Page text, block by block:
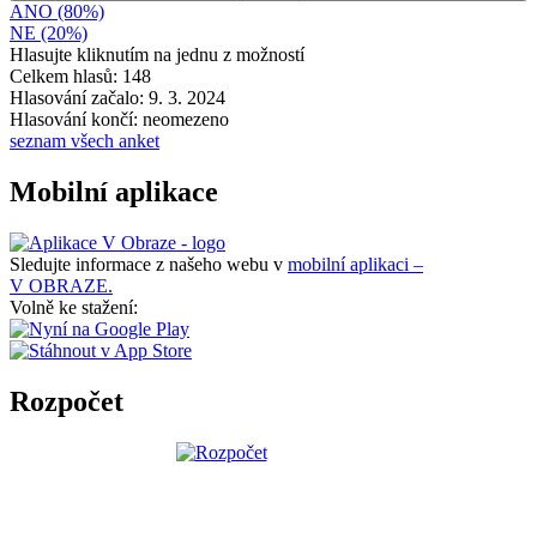
ANO (80%)
NE (20%)
Hlasujte kliknutím na jednu z možností
Celkem hlasů: 148
Hlasování začalo: 9. 3. 2024
Hlasování končí: neomezeno
seznam všech anket
Mobilní aplikace
Sledujte informace z našeho webu v mobilní aplikaci –
V OBRAZE.
Volně ke stažení:
Rozpočet